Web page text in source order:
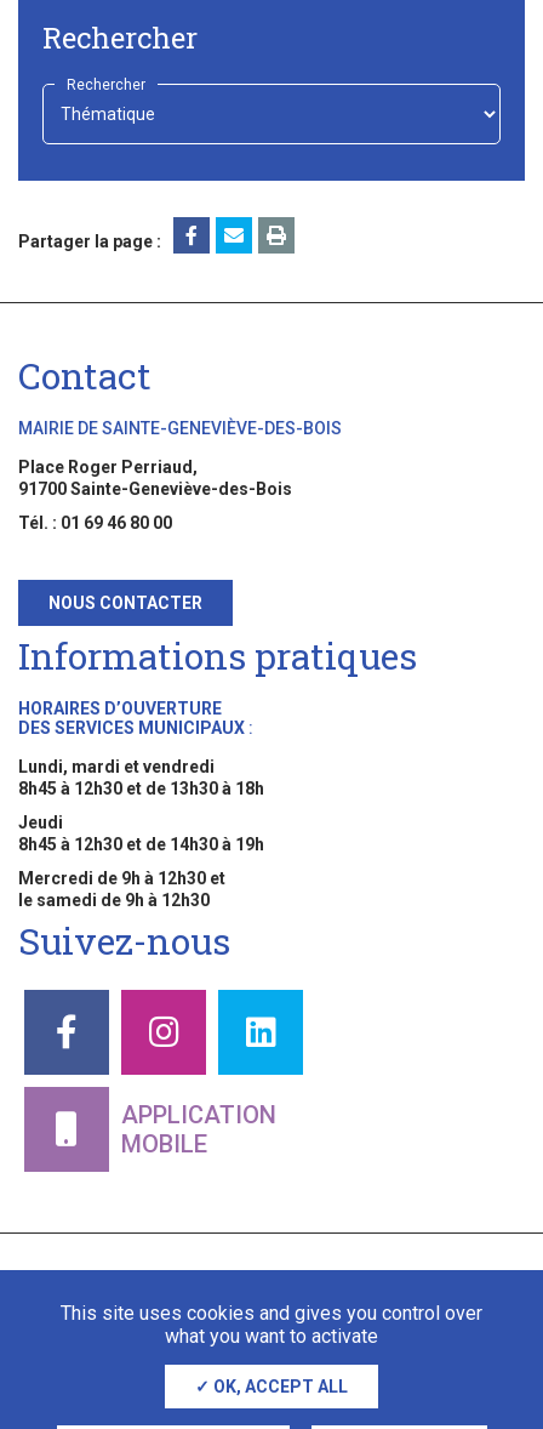
Rechercher
Rechercher
Choisir
Partager la page :
Contact
MAIRIE DE SAINTE-GENEVIÈVE-DES-BOIS
Place Roger Perriaud,
91700 Sainte-Geneviève-des-Bois
Tél. : 01 69 46 80 00
NOUS CONTACTER
Informations pratiques
HORAIRES D’OUVERTURE
DES SERVICES MUNICIPAUX :
Lundi, mardi et vendredi
8h45 à 12h30 et de 13h30 à 18h
Jeudi
8h45 à 12h30 et de 14h30 à 19h
Mercredi de 9h à 12h30 et
le samedi de 9h à 12h30
Suivez-nous
APPLICATION
MOBILE
Mentions légales Gestion des cookies
This site uses cookies and gives you control over
what you want to activate
OK, ACCEPT ALL